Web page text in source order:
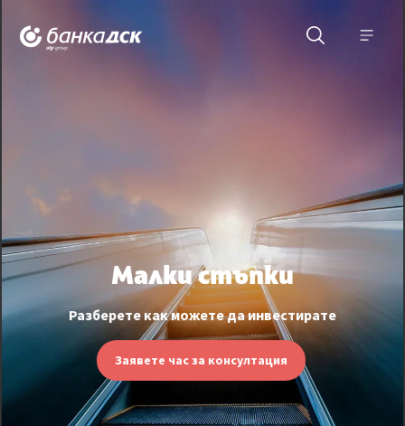
Малки стъпки
Разберете как можете да инвестирате
Заявете час за консултация